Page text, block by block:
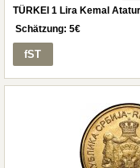
TÜRKEI 1 Lira Kemal
Schätzung: 5€
fST